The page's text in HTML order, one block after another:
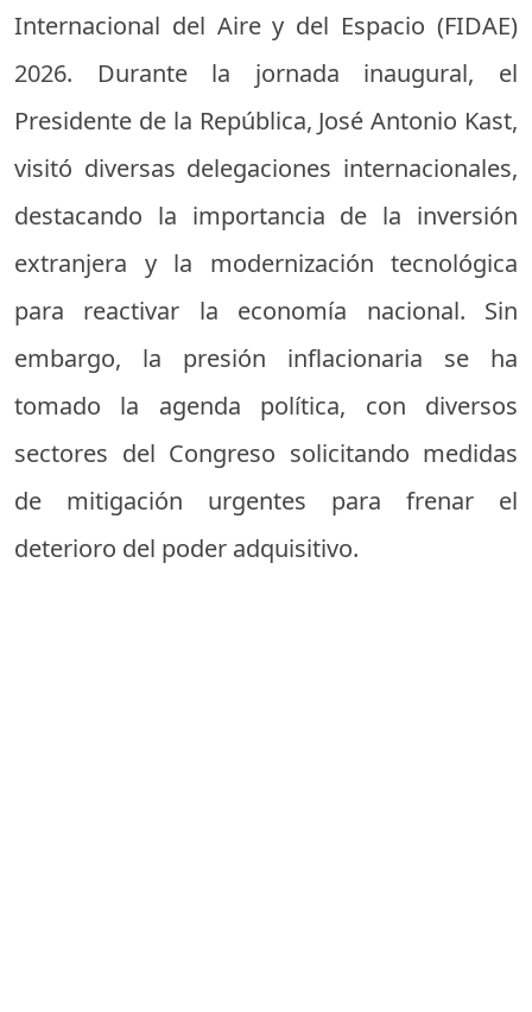
Internacional del Aire y del Espacio (FIDAE)
2026. Durante la jornada inaugural, el
Presidente de la República, José Antonio Kast,
visitó diversas delegaciones internacionales,
destacando la importancia de la inversión
extranjera y la modernización tecnológica
para reactivar la economía nacional. Sin
embargo, la presión inflacionaria se ha
tomado la agenda política, con diversos
sectores del Congreso solicitando medidas
de mitigación urgentes para frenar el
deterioro del poder adquisitivo.